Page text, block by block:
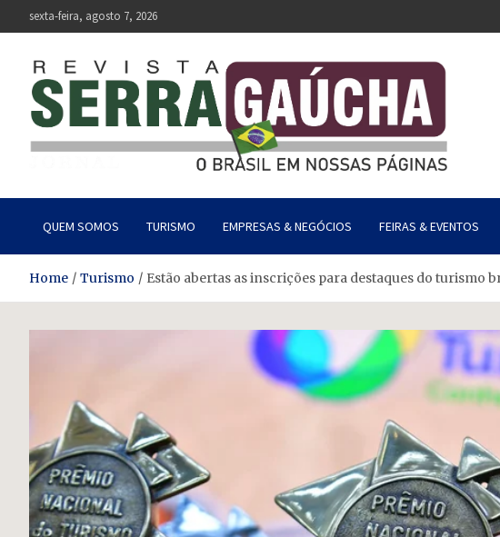
to
sexta-feira, agosto 7, 2026
Revista Serra Gaúcha
QUEM SOMOS TURISMO EMPRESAS & NEGÓCIOS FEIRAS & EVENTOS
Home Turismo Estão abertas as inscrições para destaques do